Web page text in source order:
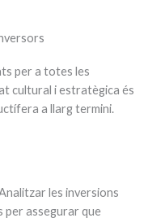
per a totes les
cultural i estratègica és
a llarg termini.
les inversions
per assegurar que